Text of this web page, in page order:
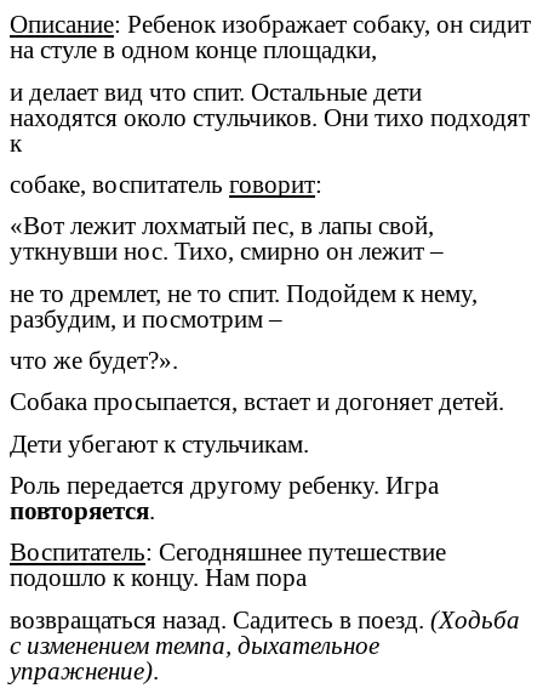
Описание: Ребенок изображает собаку, он сидит
на стуле в одном конце площадки,
и делает вид что спит. Остальные дети
находятся около стульчиков. Они тихо подходят
к
собаке, воспитатель говорит:
«Вот лежит лохматый пес, в лапы свой,
уткнувши нос. Тихо, смирно он лежит –
не то дремлет, не то спит. Подойдем к нему,
разбудим, и посмотрим –
что же будет?».
Собака просыпается, встает и догоняет детей.
Дети убегают к стульчикам.
Роль передается другому ребенку. Игра
повторяется.
Воспитатель: Сегодняшнее путешествие
подошло к концу. Нам пора
возвращаться назад. Садитесь в поезд. (Ходьба
с изменением темпа, дыхательное
упражнение).